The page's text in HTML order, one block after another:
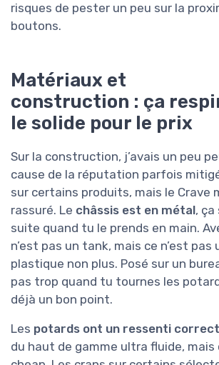
risques de pester un peu sur la
boutons.
Matériaux et
construction : ça
le solide pour le prix
Sur la construction, j’avais un peu
cause de la réputation parfois
sur certains produits, mais le Crave
rassuré. Le châssis est en métal,
suite quand tu le prends en main.
n’est pas un tank, mais ce n’est pas
plastique non plus. Posé sur un
pas trop quand tu tournes les
déjà un bon point.
Les potards ont un ressenti correct
du haut de gamme ultra fluide,